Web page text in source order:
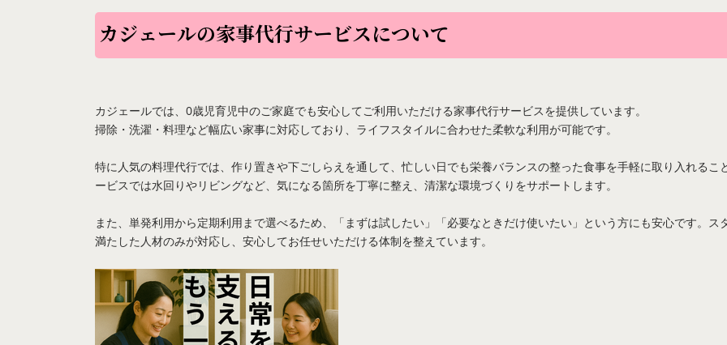
カジェールの家事代行サービスについて
カジェールでは、0歳児育児中のご家庭でも安心してご利用いただける家事代行サービスを提供しています。
掃除・洗濯・料理など幅広い家事に対応しており、ライフスタイルに合わせた柔軟な利用が可能です。
特に人気の料理代行では、作り置きや下ごしらえを通して、忙しい日でも栄養バランスの整った食事を手軽に取り入れるこ
ービスでは水回りやリビングなど、気になる箇所を丁寧に整え、清潔な環境づくりをサポートします。
また、単発利用から定期利用まで選べるため、「まずは試したい」「必要なときだけ使いたい」という方にも安心です。ス
満たした人材のみが対応し、安心してお任せいただける体制を整えています。